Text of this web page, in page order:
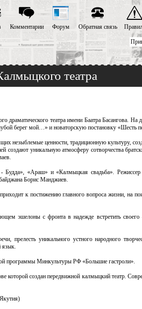
Комментарии Форум Обратная связь
театра
театра имени Баатра Басангова. На
берег мой…» и новаторскую постановку «Шесть
незыблемые ценности, традиционную культуру,
создают уникальную атмосферу сотворчества
Будда», «Араш» и «Калмыцкая свадьба».
Борис Манджиев.
к постижению главного вопроса жизни, на
эшелоны с фронта в надежде встретить
прелесть уникального устного народного
язык.
программы Минкультуры РФ «Большие гастроли».
которой создан передвижной калмыцкий театр.